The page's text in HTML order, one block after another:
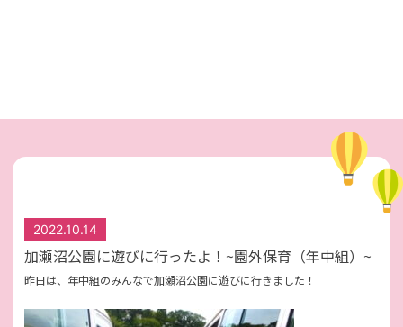
2022.10.14
加瀬沼公園に遊びに行ったよ！~園外保育（年中組）~
昨日は、年中組のみんなで加瀬沼公園に遊びに行きました！